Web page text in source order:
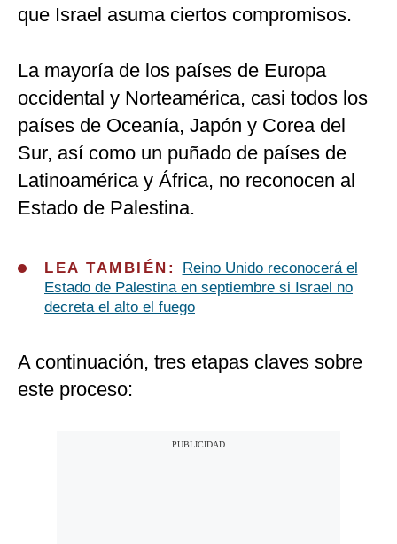
que Israel asuma ciertos compromisos.
La mayoría de los países de Europa
occidental y Norteamérica, casi todos los
países de Oceanía, Japón y Corea del
Sur, así como un puñado de países de
Latinoamérica y África, no reconocen al
Estado de Palestina.
LEA TAMBIÉN:
Reino Unido reconocerá el
Estado de Palestina en septiembre si Israel no
decreta el alto el fuego
A continuación, tres etapas claves sobre
este proceso: